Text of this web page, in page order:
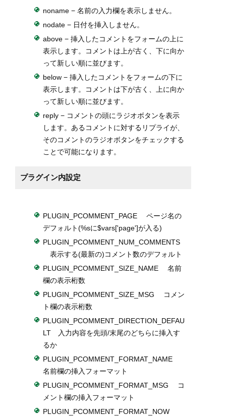
noname − 名前の入力欄を表示しません。
nodate − 日付を挿入しません。
above − 挿入したコメントをフォームの上に
表示します。コメントは上が古く、下に向か
って新しい順に並びます。
below − 挿入したコメントをフォームの下に
表示します。コメントは下が古く、上に向か
って新しい順に並びます。
reply − コメントの頭にラジオボタンを表示
します。あるコメントに対するリプライが、
そのコメントのラジオボタンをチェックする
ことで可能になります。
プラグイン内設定
PLUGIN_PCOMMENT_PAGE ページ名の
デフォルト(%sに$vars['page']が入る)
PLUGIN_PCOMMENT_NUM_COMMENTS
表示する(最新の)コメント数のデフォルト
PLUGIN_PCOMMENT_SIZE_NAME 名前
欄の表示桁数
PLUGIN_PCOMMENT_SIZE_MSG コメン
ト欄の表示桁数
PLUGIN_PCOMMENT_DIRECTION_DEFAU
LT 入力内容を先頭/末尾のどちらに挿入す
るか
PLUGIN_PCOMMENT_FORMAT_NAME
名前欄の挿入フォーマット
PLUGIN_PCOMMENT_FORMAT_MSG コ
メント欄の挿入フォーマット
PLUGIN_PCOMMENT_FORMAT_NOW